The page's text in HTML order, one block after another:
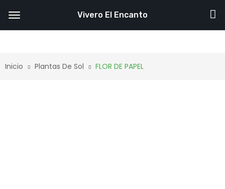
Inicio Plantas De Sol FLOR DE PAPEL
Vivero El Encanto